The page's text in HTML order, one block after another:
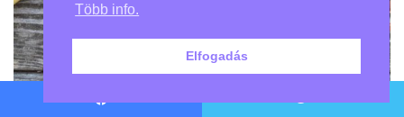
Több info.
Elfogadás